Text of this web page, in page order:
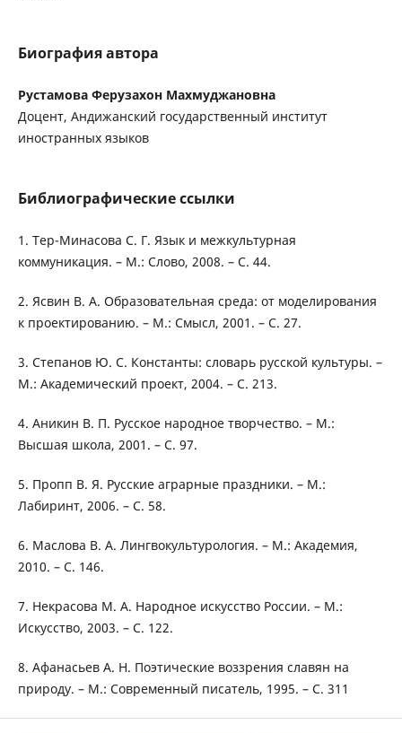
Биография автора
Рустамова Ферузахон Махмуджановна
Доцент, Андижанский государственный институт
иностранных языков
Библиографические ссылки
1. Тер-Минасова С. Г. Язык и межкультурная
коммуникация. – М.: Слово, 2008. – С. 44.
2. Ясвин В. А. Образовательная среда: от моделирования
к проектированию. – М.: Смысл, 2001. – С. 27.
3. Степанов Ю. С. Константы: словарь русской культуры. –
М.: Академический проект, 2004. – С. 213.
4. Аникин В. П. Русское народное творчество. – М.:
Высшая школа, 2001. – С. 97.
5. Пропп В. Я. Русские аграрные праздники. – М.:
Лабиринт, 2006. – С. 58.
6. Маслова В. А. Лингвокультурология. – М.: Академия,
2010. – С. 146.
7. Некрасова М. А. Народное искусство России. – М.:
Искусство, 2003. – С. 122.
8. Афанасьев А. Н. Поэтические воззрения славян на
природу. – М.: Современный писатель, 1995. – С. 311